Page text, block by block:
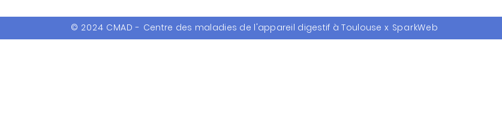
© 2024 CMAD - Centre des maladies de l'appareil digestif à Toulouse x SparkWeb